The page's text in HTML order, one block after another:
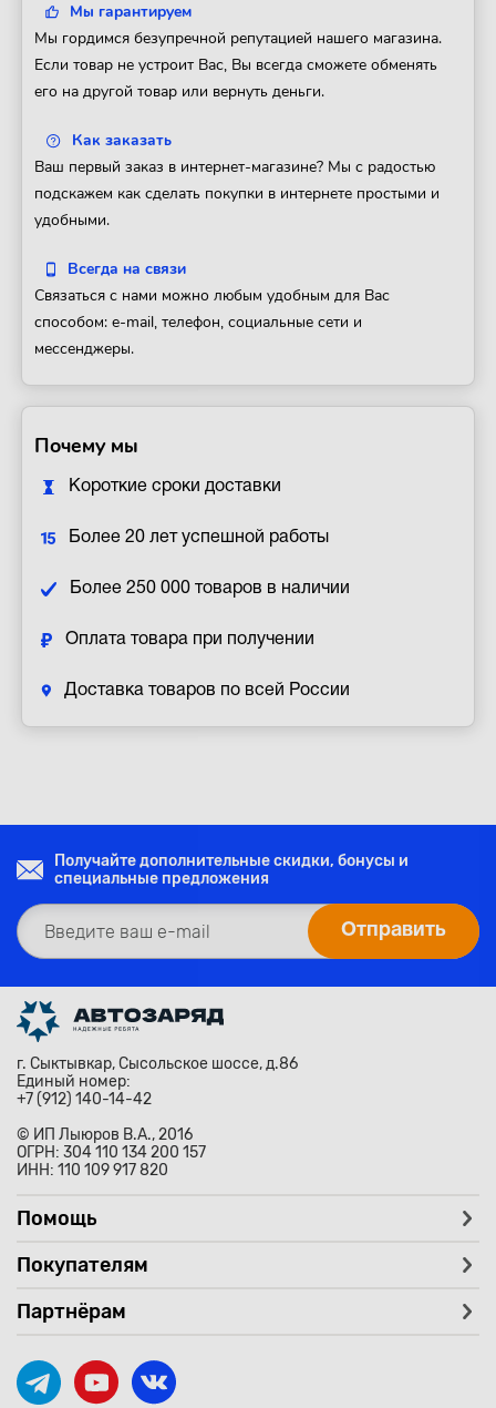
Мы гарантируем
Мы гордимся безупречной репутацией нашего магазина.
Если товар не устроит Вас, Вы всегда сможете обменять
его на другой товар или вернуть деньги.
Как заказать
Ваш первый заказ в интернет-магазине? Мы с радостью
подскажем как сделать покупки в интернете простыми и
удобными.
Всегда на связи
Связаться с нами можно любым удобным для Вас
способом: e-mail, телефон, социальные сети и
мессенджеры.
Почему мы
Короткие сроки доставки
Более 20 лет успешной работы
Более 250 000 товаров в наличии
Оплата товара при получении
Доставка товаров по всей России
Получайте дополнительные скидки, бонусы и
специальные предложения
г. Сыктывкар, Сысольское шоссе, д.86
Единый номер:
+7 (912) 140-14-42
© ИП Лыюров В.А., 2016
ОГРН: 304 110 134 200 157
ИНН: 110 109 917 820
Помощь
Покупателям
Партнёрам